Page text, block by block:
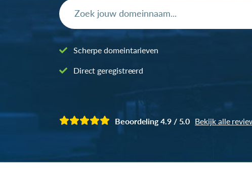
Scherpe domeintarieven
Direct geregistreerd
Beoordeling 4.9 / 5.0 Bekijk alle